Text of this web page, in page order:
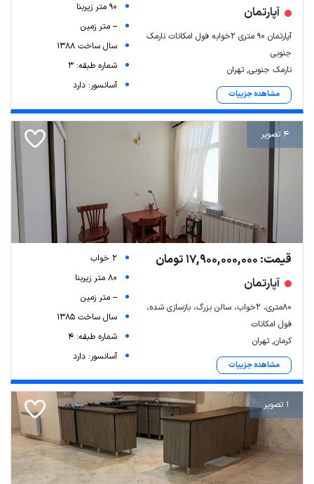
آپارتمان
آپارتمان ۹۰ متری ۲خوابه فول امکانات نارمک
جنوبی
نارمک جنوبی, تهران
مشاهده جزییات
90 متر زیربنا
-- متر زمین
سال ساخت 1388
شماره طبقه: 3
آسانسور: دارد
4 تصویر
قیمت: 17,900,000,000 تومان
آپارتمان
۸۰متری، ۲خواب، سالن بزرگ، بازسازی شده،
فول امکانات
کرمان, تهران
مشاهده جزییات
2 خواب
80 متر زیربنا
-- متر زمین
سال ساخت 1385
شماره طبقه: 4
آسانسور: دارد
1 تصویر